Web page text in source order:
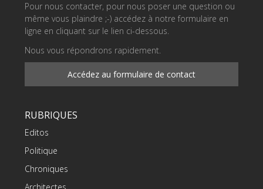
Pour nous contacter, pour nous poser une question ou
même vous plaindre ;-) accédez à notre formulaire en
ligne en cliquant sur le lien ci-dessous.
Nous vous répondrons rapidement.
Accédez au formulaire de contact
RUBRIQUES
Editos
Politique
Chroniques